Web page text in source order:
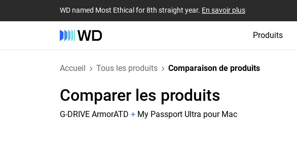
WD named Most Ethical for 8th straight year. En savoir plus
Produits
Accueil Tous les produits Comparaison de produits
Comparer les produits
G-DRIVE ArmorATD + My Passport Ultra pour Mac